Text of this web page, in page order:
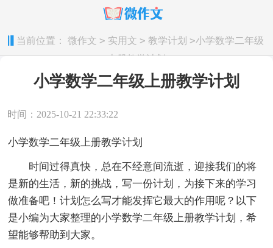
当前位置： 微作文 > 实用文 > 教学计划 >小学数学二年级
上册教学计划
小学数学二年级上册教学计划
时间：2025-10-21 22:33:22
小学数学二年级上册教学计划
时间过得真快，总在不经意间流逝，迎接我们的将
是新的生活，新的挑战，写一份计划，为接下来的学习
做准备吧！计划怎么写才能发挥它最大的作用呢？以下
是小编为大家整理的小学数学二年级上册教学计划，希
望能够帮助到大家。